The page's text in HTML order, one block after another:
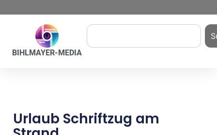
BIHLMAYER-MEDIA
Urlaub Schriftzug am